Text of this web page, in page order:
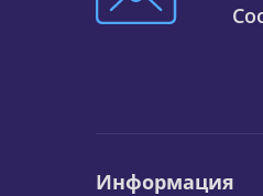
Информация